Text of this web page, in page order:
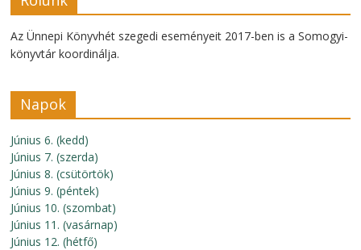
Az Ünnepi Könyvhét szegedi eseményeit 2017-ben is a Somogyi-
könyvtár koordinálja.
Napok
Június 6. (kedd)
Június 7. (szerda)
Június 8. (csütörtök)
Június 9. (péntek)
Június 10. (szombat)
Június 11. (vasárnap)
Június 12. (hétfő)